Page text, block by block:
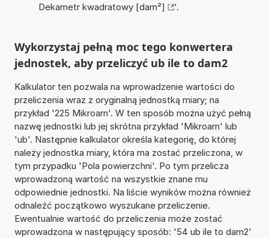
Dekametr kwadratowy [dam²]
'.
Wykorzystaj pełną moc tego konwertera
jednostek, aby przeliczyć ub ile to dam2
Kalkulator ten pozwala na wprowadzenie wartości do
przeliczenia wraz z oryginalną jednostką miary; na
przykład '225 Mikroarn'. W ten sposób można użyć pełną
nazwę jednostki lub jej skrótna przykład 'Mikroarn' lub
'ub'. Następnie kalkulator określa kategorię, do której
należy jednostka miary, która ma zostać przeliczona, w
tym przypadku 'Pola powierzchni'. Po tym przelicza
wprowadzoną wartość na wszystkie znane mu
odpowiednie jednostki. Na liście wyników można również
odnaleźć początkowo wyszukane przeliczenie.
Ewentualnie wartość do przeliczenia może zostać
wprowadzona w następujący sposób: '54 ub ile to dam2'